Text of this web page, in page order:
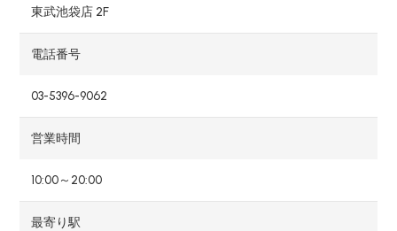
東武池袋店 2F
電話番号
03-5396-9062
営業時間
10:00～20:00
最寄り駅